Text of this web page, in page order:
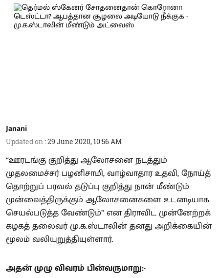
Janani
Updated on :29 June 2020, 10:56 AM
“ஊரடங்கு குறித்து ஆலோசனை நடத்தும்
முதலமைச்சர் பழனிசாமி, வாழ்வாதார உதவி, நோய்த்
தொற்றுப் பரவல் தடுப்பு குறித்து நான் மீண்டும்
முன்வைத்திருக்கும் ஆலோசனைகளை உடனடியாக
செயல்படுத்த வேண்டும்” என திராவிட முன்னேற்றக்
கழகத் தலைவர் மு.க.ஸ்டாலின் தனது அறிக்கையின்
மூலம் வலியுறுத்தியுள்ளார்.
அதன் முழு விவரம் பின்வருமாறு:-